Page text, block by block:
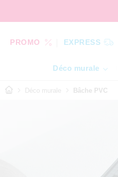
PROMO EXPRESS
Déco murale
Déco murale Bâche PVC